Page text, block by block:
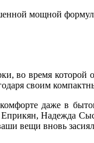
мощной
во время
своим
даже в
Надежда
вещи вновь